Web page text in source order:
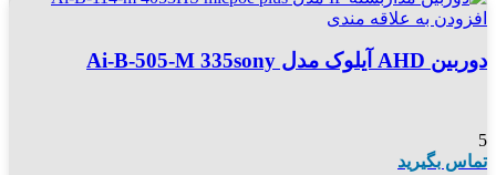
افزودن به علاقه مندی
دوربین AHD آیلوک مدل Ai-B-505-M 335sony
5
تماس بگیرید